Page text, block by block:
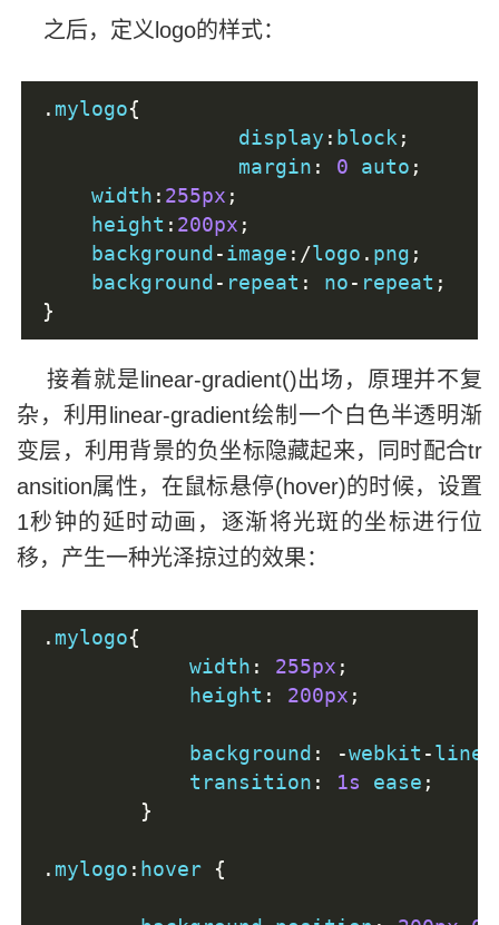
之后，定义logo的样式：
. mylogo{
		display
: block;
		margin
: 0 auto ;
    width
: 255px ;
    height
: 200px ;
    background
-image :/logo . png ;
    background
- repeat : no- repeat ;
}
接着就是linear-gradient()出场，原理并不复
杂，利用linear-gradient绘制一个白色半透明渐
变层，利用背景的负坐标隐藏起来，同时配合tr
ansition属性，在鼠标悬停(hover)的时候，设置
1秒钟的延时动画，逐渐将光斑的坐标进行位
移，产生一种光泽掠过的效果：
. mylogo{
            width
: 255px ;
            height
: 200px ;
            background
: -webkit -
            transition
: 1s ease ;
}
. mylogo : hover {